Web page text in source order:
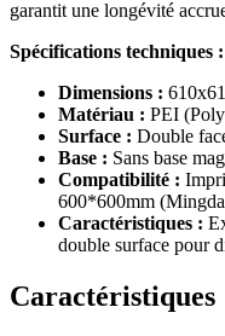
garantit une longévité
Spécifications techniques :
Dimensions :
Matériau : PEI
Surface : Double
Base : Sans base
Compatibilité :
600*600mm
Caractéristiques :
double surface pour
Caractéristiques